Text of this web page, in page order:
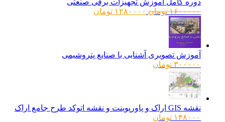
۱۶۰۰۰۰۰ تومانقیمت
۱۲۸۰۰۰۰ تومانقیمت
آموزش تصویری آشنایی با صنایع پتروشیمی
۳۰۰۰۰۰ تومان
نقشه GIS اراک و پاورپوینت و نقشه اتوکد طرح جامع اراک
۱۴۸۰۰۰ تومان